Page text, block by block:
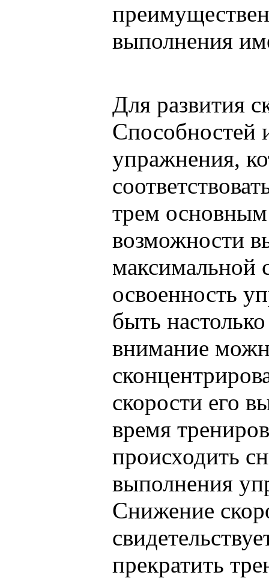
выполнения
Для развития
Способностей
упражнения,
трем
возможности
максимальной
освоенность
быть
внимание
скорости его
время
происходить
выполнения
Снижение
прекратить